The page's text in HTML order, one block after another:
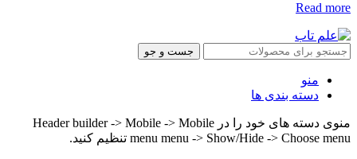
Read more
جست و جو
منو
دسته بندی ها
منوی دسته های خود را در Header builder -> Mobile -> Mobile
menu menu -> Show/Hide -> Choose menu تنظیم کنید.